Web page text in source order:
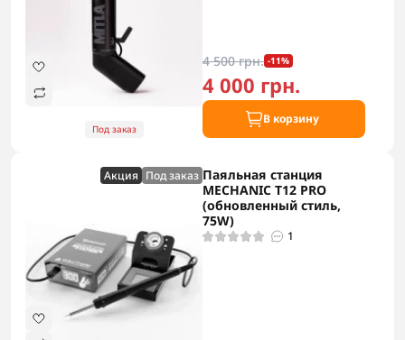
Под заказ
4 500 грн. -11%
4 000 грн.
В корзину
Акция Под заказ Паяльная станция
MECHANIC T12 PRO
(обновленный стиль,
75W)
1